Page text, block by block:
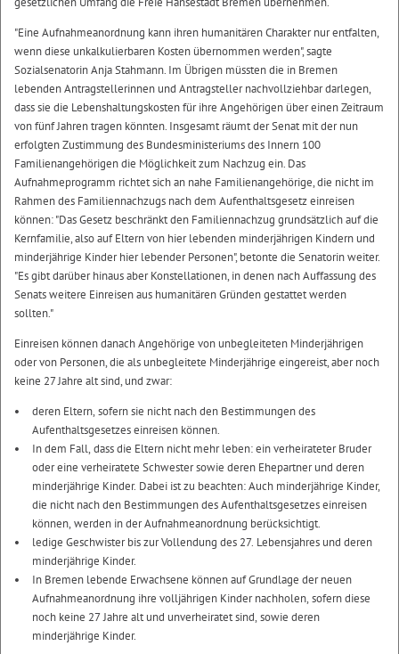
"Eine Aufnahmeanordnung kann ihren humanitären Charakter nur entfalten,
wenn diese unkalkulierbaren Kosten übernommen werden", sagte
Sozialsenatorin Anja Stahmann. Im Übrigen müssten die in Bremen
lebenden Antragstellerinnen und Antragsteller nachvollziehbar darlegen,
dass sie die Lebenshaltungskosten für ihre Angehörigen über einen Zeitraum
von fünf Jahren tragen könnten. Insgesamt räumt der Senat mit der nun
erfolgten Zustimmung des Bundesministeriums des Innern 100
Familienangehörigen die Möglichkeit zum Nachzug ein. Das
Aufnahmeprogramm richtet sich an nahe Familienangehörige, die nicht im
Rahmen des Familiennachzugs nach dem Aufenthaltsgesetz einreisen
können: "Das Gesetz beschränkt den Familiennachzug grundsätzlich auf die
Kernfamilie, also auf Eltern von hier lebenden minderjährigen Kindern und
minderjährige Kinder hier lebender Personen", betonte die Senatorin weiter.
"Es gibt darüber hinaus aber Konstellationen, in denen nach Auffassung des
Senats weitere Einreisen aus humanitären Gründen gestattet werden
sollten."
Einreisen können danach Angehörige von unbegleiteten Minderjährigen
oder von Personen, die als unbegleitete Minderjährige eingereist, aber noch
keine 27 Jahre alt sind, und zwar:
deren Eltern, sofern sie nicht nach den Bestimmungen des
Aufenthaltsgesetzes einreisen können.
In dem Fall, dass die Eltern nicht mehr leben: ein verheirateter Bruder
oder eine verheiratete Schwester sowie deren Ehepartner und deren
minderjährige Kinder. Dabei ist zu beachten: Auch minderjährige Kinder,
die nicht nach den Bestimmungen des Aufenthaltsgesetzes einreisen
können, werden in der Aufnahmeanordnung berücksichtigt.
ledige Geschwister bis zur Vollendung des 27. Lebensjahres und deren
minderjährige Kinder.
In Bremen lebende Erwachsene können auf Grundlage der neuen
Aufnahmeanordnung ihre volljährigen Kinder nachholen, sofern diese
noch keine 27 Jahre alt und unverheiratet sind, sowie deren
minderjährige Kinder.